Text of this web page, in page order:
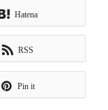
Hatena
RSS
Pin it